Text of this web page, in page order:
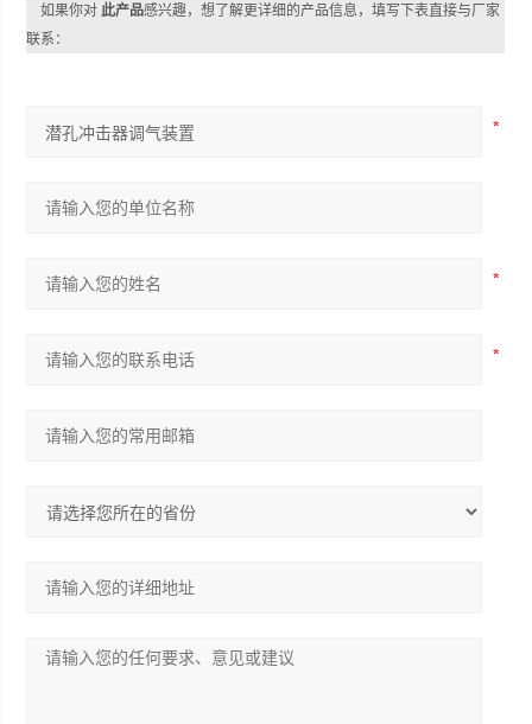
如果你对此产品感兴趣，想了解更详细的产品信息，填写下表直接与厂家
联系：